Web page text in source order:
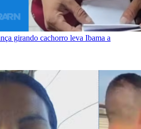
girando cachorro leva Ibama a